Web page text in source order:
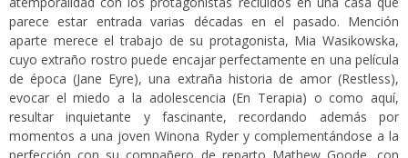
parece estar entrada varias décadas en el pasado. Mención
aparte merece el trabajo de su protagonista, Mia Wasikowska,
cuyo extraño rostro puede encajar perfectamente en una película
de época (Jane Eyre), una extraña historia de amor (Restless),
evocar el miedo a la adolescencia (En Terapia) o como aquí,
resultar inquietante y fascinante, recordando además por
momentos a una joven Winona Ryder y complementándose a la